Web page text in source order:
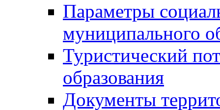
Параметры
муниципального
Туристический
образования
Документы